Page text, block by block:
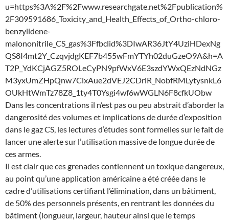
u=https%3A%2F%2Fwww.researchgate.net%2Fpublication%
2F309591686_Toxicity_and_Health_Effects_of_Ortho-chloro-
benzylidene-
malononitrile_CS_gas%3Ffbclid%3DIwAR36JtY4UziHDexNg
QS8I4mt2Y_CzqvjdgKEF7b455wFmYTYh02duGzeO9A&h=A
T2P_YdKCjAGZ5ROLeCyPN9pfWxV6E3szdYWxQEzNdNGz
M3yxUmZHpQnw7ClxAue2dVEJ2CDriR_NobfRMLytysnkL6
OUkHtWmTz78Z8_1ty4T0Ysgi4wf6wWGLN6F8cfkUObw
Dans les concentrations il n’est pas ou peu abstrait d’aborder la
dangerosité des volumes et implications de durée d’exposition
dans le gaz CS, les lectures d’études sont formelles sur le fait de
lancer une alerte sur l’utilisation massive de longue durée de
ces armes.
Il est clair que ces grenades contiennent un toxique dangereux,
au point qu’une application américaine a été créée dans le
cadre d’utilisations certifiant l’élimination, dans un bâtiment,
de 50% des personnels présents, en rentrant les données du
bâtiment (longueur, largeur, hauteur ainsi que le temps